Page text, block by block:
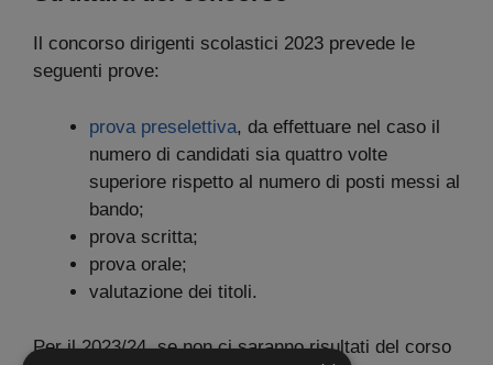
Il concorso dirigenti scolastici 2023 prevede le
seguenti prove:
prova preselettiva, da effettuare nel caso il
numero di candidati sia quattro volte
superiore rispetto al numero di posti messi al
bando;
prova scritta;
prova orale;
valutazione dei titoli.
Per il 2023/24, se non ci saranno risultati del corso